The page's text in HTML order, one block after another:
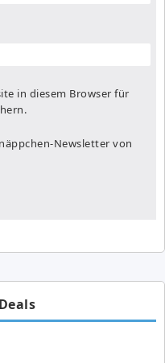
in diesem Browser für
Newsletter von